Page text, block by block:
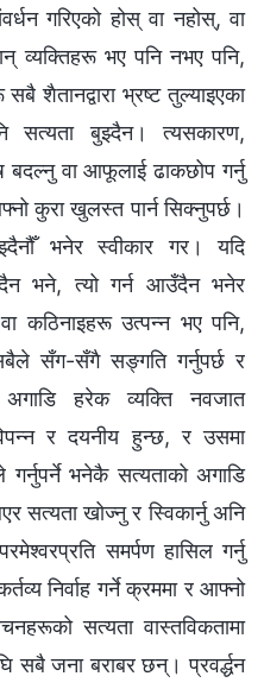
गरिएको होस् वा नहोस्, वा
व्यक्तिहरू भए पनि नभए पनि,
शैतानद्वारा भ्रष्ट तुल्याइएका
सत्यता बुझ्दैन। त्यसकारण,
वा आफूलाई ढाकछोप गर्नु
कुरा खुलस्त पार्न सिक्नुपर्छ।
भनेर स्वीकार गर। यदि
भने, त्यो गर्न आउँदैन भनेर
कठिनाइहरू उत्पन्न भए पनि,
सँग-सँगै सङ्गति गर्नुपर्छ र
अगाडि हरेक व्यक्ति नवजात
र दयनीय हुन्छ, र उसमा
भनेकै सत्यताको अगाडि
सत्यता खोज्नु र स्विकार्नु अनि
समर्पण हासिल गर्नु
निर्वाह गर्ने क्रममा र आफ्नो
सत्यता वास्तविकतामा
सबै जना बराबर छन्। प्रवर्द्धन